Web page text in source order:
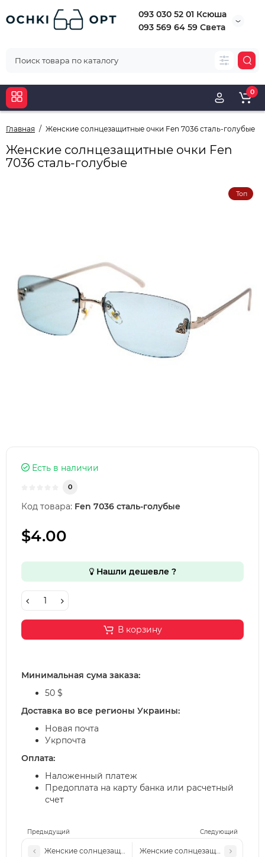
093 030 52 01 Ксюша
093 569 64 59 Света
0
Главная Женские солнцезащитные очки Fen 7036 сталь-голубые
Женские солнцезащитные очки Fen
7036 сталь-голубые
Топ
Предыдущий Следующий
Женские солнцезащитные очки Fen 7036 золото-серые
Женские солнцезащитные очки
Есть в наличии
0
Код товара: Fen 7036 сталь-голубые
$4.00
Нашли дешевле ?
В корзину
Минимальная сума заказа:
50 $
Доставка во все регионы Украины:
Новая почта
Укрпочта
Оплата:
Наложенный платеж
Предоплата на карту банка или расчетный
счет